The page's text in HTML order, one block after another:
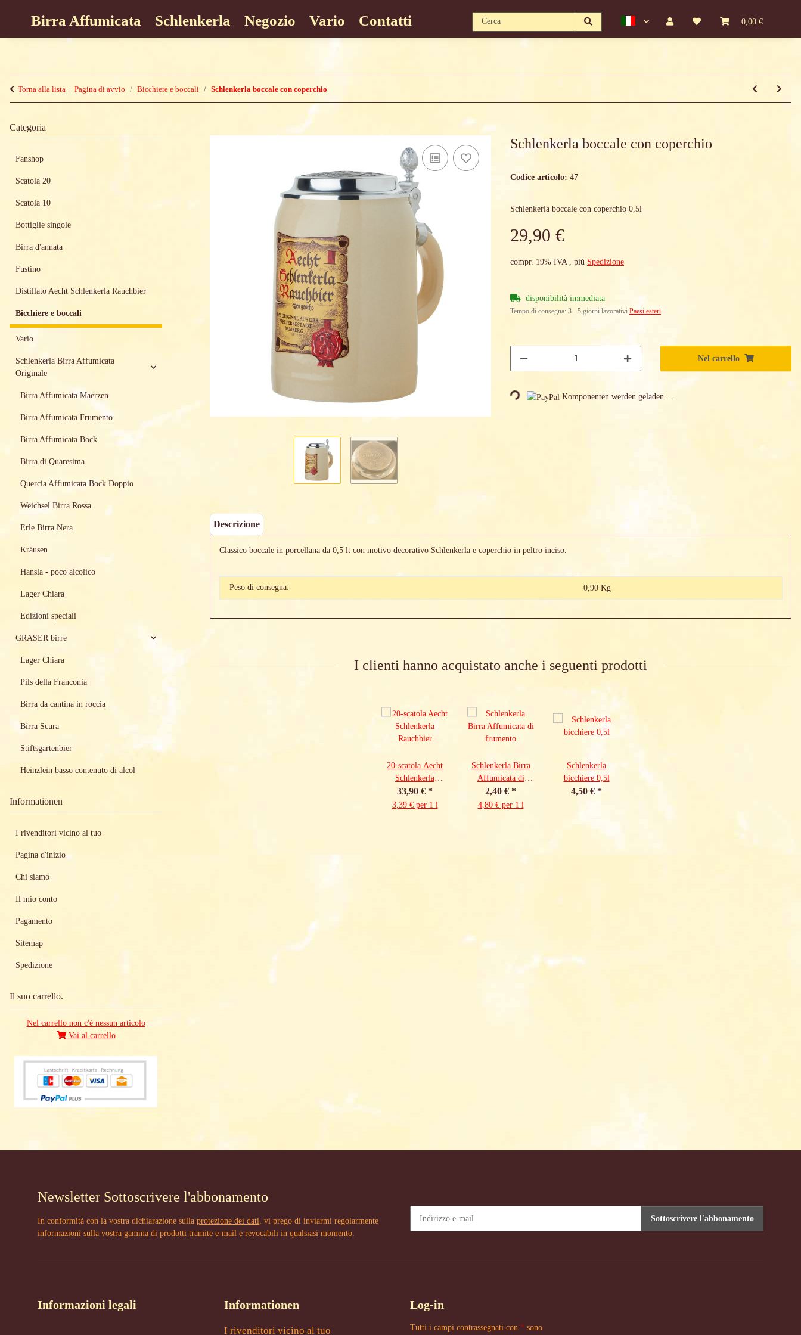
0,00 €
Birra Affumicata Schlenkerla Negozio Vario Contatti
Torna alla lista Pagina di avvio Bicchiere e boccali Schlenkerla boccale con coperchio
Schlenkerla boccale con coperchio
Codice articolo: 47
Schlenkerla boccale con coperchio 0,5l
29,90 €
compr. 19% IVA , più Spedizione
disponibilità immediata
Tempo di consegna: 3 - 5 giorni lavorativi Paesi esteri
Nel carrello
Loading... Komponenten werden geladen ...
Descrizione
Classico boccale in porcellana da 0,5 lt con motivo decorativo Schlenkerla e coperchio in peltro inciso.
#productDetails.itemInformation#
#productDetails.itemValue#
Peso di consegna: 0,90 Kg
I clienti hanno acquistato anche i seguenti prodotti
20-scatola Aecht
Schlenkerla
Rauchbier
33,90 € *
3,39 € per 1 l
Schlenkerla Birra
Affumicata di
frumento
2,40 € *
4,80 € per 1 l
Schlenkerla
bicchiere 0,5l
4,50 € *
Categoria
Fanshop
Scatola 20
Scatola 10
Bottiglie singole
Birra d'annata
Fustino
Distillato Aecht Schlenkerla Rauchbier
Bicchiere e boccali
Vario
Schlenkerla Birra Affumicata
Originale
Birra Affumicata Maerzen
Birra Affumicata Frumento
Birra Affumicata Bock
Birra di Quaresima
Quercia Affumicata Bock Doppio
Weichsel Birra Rossa
Erle Birra Nera
Kräusen
Hansla - poco alcolico
Lager Chiara
Edizioni speciali
GRASER birre
Lager Chiara
Pils della Franconia
Birra da cantina in roccia
Birra Scura
Stiftsgartenbier
Heinzlein basso contenuto di alcol
Informationen
I rivenditori vicino al tuo
Pagina d'inizio
Chi siamo
Il mio conto
Pagamento
Sitemap
Spedizione
Il suo carrello.
Nel carrello non c'è nessun articolo
Vai al carrello
Newsletter Sottoscrivere l'abbonamento
In conformità con la vostra dichiarazione sulla protezione dei dati , vi prego di inviarmi regolarmente
informazioni sulla vostra gamma di prodotti tramite e-mail e revocabili in qualsiasi momento.
Sottoscrivere l'abbonamento
Informazioni legali Informationen
I rivenditori vicino al tuo
Log-in
Tutti i campi contrassegnati con * sono